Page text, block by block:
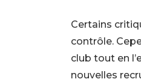
Certains
contrôle.
club tout en
nouvelles